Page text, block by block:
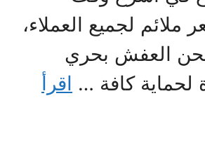
لجميع العملاء،
العفش بحري
لحماية كافة … اقرأ